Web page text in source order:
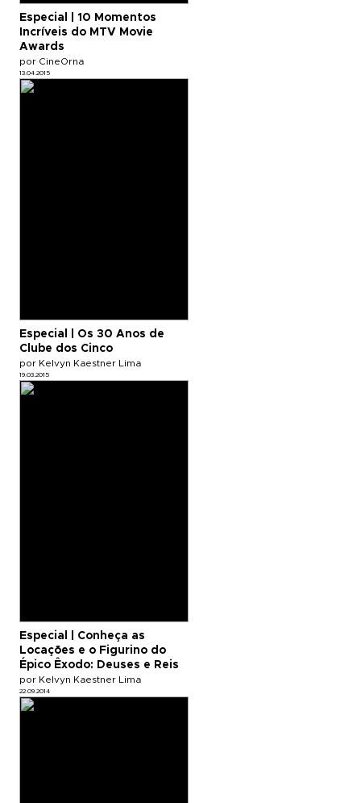
Especial | 10 Momentos
Incríveis do MTV Movie
Awards
por CineOrna
13.04.2015
Especial | Os 30 Anos de
Clube dos Cinco
por Kelvyn Kaestner Lima
19.03.2015
Especial | Conheça as
Locações e o Figurino do
Épico Êxodo: Deuses e Reis
por Kelvyn Kaestner Lima
22.09.2014